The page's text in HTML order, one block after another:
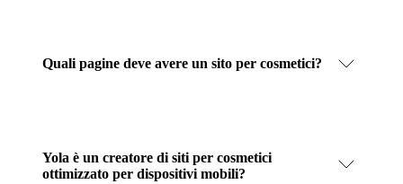
Quali pagine deve avere un sito per cosmetici?
Yola è un creatore di siti per cosmetici
ottimizzato per dispositivi mobili?